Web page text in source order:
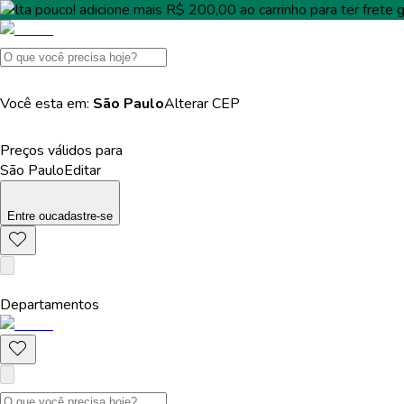
Falta pouco! adicione mais R$ 200,00 ao carrinho para terfrete
Você esta em: São PauloAlterarCEP
Preços válidos para
São PauloEditar
Entre oucadastre-se
Departamentos